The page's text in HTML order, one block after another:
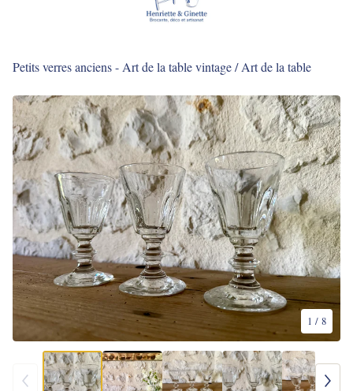
Petits verres anciens - Art de la table vintage/Art de la table
1 / 8